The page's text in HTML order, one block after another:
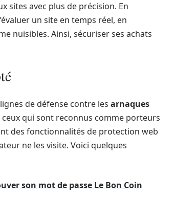
sites avec plus de précision. En
un site en temps réel, en
nuisibles. Ainsi, sécuriser ses achats
de défense contre les arnaques
qui sont reconnus comme porteurs
des fonctionnalités de protection web
ne les visite. Voici quelques
son mot de passe Le Bon Coin